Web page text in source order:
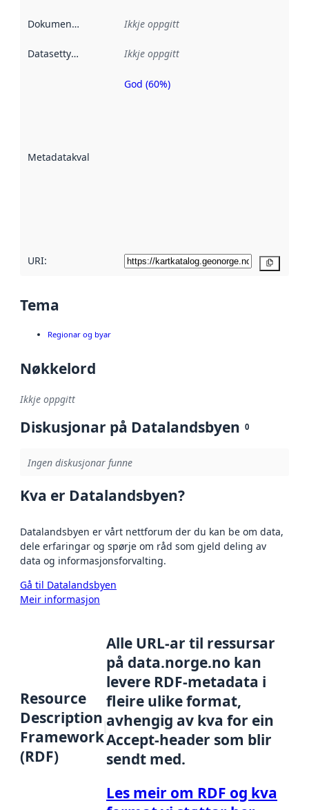
Dokumentasjon Ikkje oppgitt
Datasettype Ikkje oppgitt
Metadatakvalitet
Metadatakvalitet
God (60%)
URI:
Tema
Regionar og byar
Nøkkelord
Ikkje oppgitt
Diskusjonar på Datalandsbyen 0
Ingen diskusjonar funne
Kva er Datalandsbyen?
Datalandsbyen er vårt nettforum der du kan be om data,
dele erfaringar og spørje om råd som gjeld deling av
data og informasjonsforvalting.
Gå til Datalandsbyen
Meir informasjon
Resource
Description
Framework
(RDF)
Alle URL-ar til ressursar
på data.norge.no kan
levere RDF-metadata i
fleire ulike format,
avhengig av kva for ein
Accept-header som blir
sendt med.
Les meir om RDF og kva